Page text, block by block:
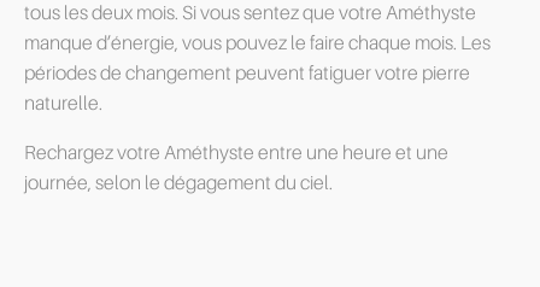
tous les deux mois. Si vous sentez que votre Améthyste
manque d’énergie, vous pouvez le faire chaque mois. Les
périodes de changement peuvent fatiguer votre pierre
naturelle.
Rechargez votre Améthyste entre une heure et une
journée, selon le dégagement du ciel.